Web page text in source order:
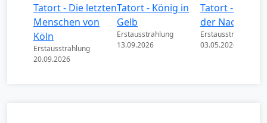
Tatort - Die letzten
Menschen von
Köln
Erstausstrahlung
20.09.2026
Tatort - König in
Gelb
Erstausstrahlung
13.09.2026
Tatort - Könige
der Nacht
Erstausstrahlung
03.05.2026